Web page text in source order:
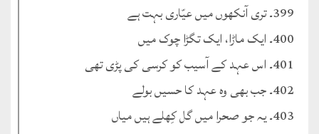
399۔ تری آنکھوں میں عیّاری بہت ہے
400۔ ایک ماڑا، ایک تگڑا چوک میں
401۔ اس عہد کے آسیب کو کرسی کی پڑی تھی
402۔ جب بھی وہ عہد کا حسیں بولے
403۔ یہ جو صحرا میں گل کِھلے ہیں میاں